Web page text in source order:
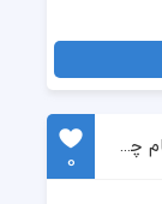
دانلود آهنگ آرش ای پی و مسیح بنام چه قشنگ
0